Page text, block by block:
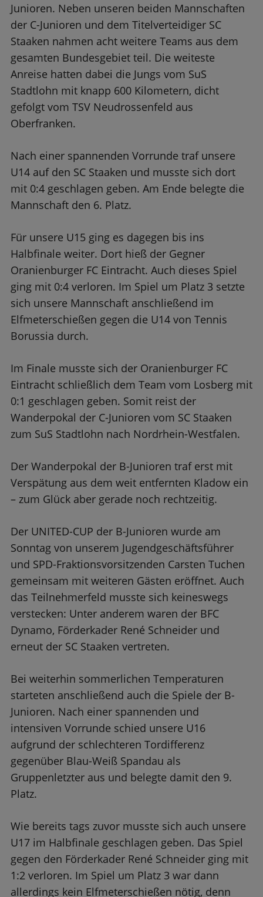
Junioren. Neben unseren beiden Mannschaften
der C-Junioren und dem Titelverteidiger SC
Staaken nahmen acht weitere Teams aus dem
gesamten Bundesgebiet teil. Die weiteste
Anreise hatten dabei die Jungs vom SuS
Stadtlohn mit knapp 600 Kilometern, dicht
gefolgt vom TSV Neudrossenfeld aus
Oberfranken.
Nach einer spannenden Vorrunde traf unsere
U14 auf den SC Staaken und musste sich dort
mit 0:4 geschlagen geben. Am Ende belegte die
Mannschaft den 6. Platz.
Für unsere U15 ging es dagegen bis ins
Halbfinale weiter. Dort hieß der Gegner
Oranienburger FC Eintracht. Auch dieses Spiel
ging mit 0:4 verloren. Im Spiel um Platz 3 setzte
sich unsere Mannschaft anschließend im
Elfmeterschießen gegen die U14 von Tennis
Borussia durch.
Im Finale musste sich der Oranienburger FC
Eintracht schließlich dem Team vom Losberg mit
0:1 geschlagen geben. Somit reist der
Wanderpokal der C-Junioren vom SC Staaken
zum SuS Stadtlohn nach Nordrhein-Westfalen.
Der Wanderpokal der B-Junioren traf erst mit
Verspätung aus dem weit entfernten Kladow ein
– zum Glück aber gerade noch rechtzeitig.
Der UNITED-CUP der B-Junioren wurde am
Sonntag von unserem Jugendgeschäftsführer
und SPD-Fraktionsvorsitzenden Carsten Tuchen
gemeinsam mit weiteren Gästen eröffnet. Auch
das Teilnehmerfeld musste sich keineswegs
verstecken: Unter anderem waren der BFC
Dynamo, Förderkader René Schneider und
erneut der SC Staaken vertreten.
Bei weiterhin sommerlichen Temperaturen
starteten anschließend auch die Spiele der B-
Junioren. Nach einer spannenden und
intensiven Vorrunde schied unsere U16
aufgrund der schlechteren Tordifferenz
gegenüber Blau-Weiß Spandau als
Gruppenletzter aus und belegte damit den 9.
Platz.
Wie bereits tags zuvor musste sich auch unsere
U17 im Halbfinale geschlagen geben. Das Spiel
gegen den Förderkader René Schneider ging mit
1:2 verloren. Im Spiel um Platz 3 war dann
allerdings kein Elfmeterschießen nötig, denn